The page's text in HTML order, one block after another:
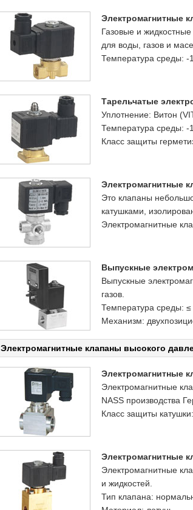
Электромагнитные
Газовые и
для воды, газов и
Температура среды: -
Тарельчатые
Уплотнение: Витон
Температура среды: -
Класс защиты
Электромагнитные
Это клапаны
катушками,
Электромагнитные
Выпускные
Выпускные
газов.
Температура среды:
Механизм:
Электромагнитные клапаны высокого
Электромагнитные
Электромагнитные
NASS производства
Класс защиты
Электромагнитные
Электромагнитные
и жидкостей.
Тип клапана: